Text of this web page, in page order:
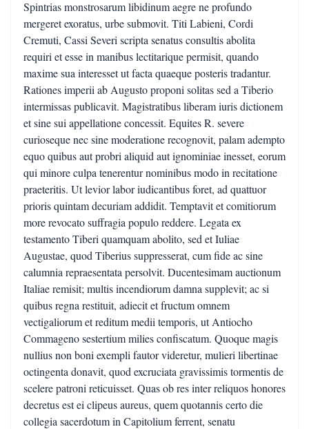
Spintrias monstrosarum libidinum aegre ne profundo
mergeret exoratus, urbe submovit. Titi Labieni, Cordi
Cremuti, Cassi Severi scripta senatus consultis abolita
requiri et esse in manibus lectitarique permisit, quando
maxime sua interesset ut facta quaeque posteris tradantur.
Rationes imperii ab Augusto proponi solitas sed a Tiberio
intermissas publicavit. Magistratibus liberam iuris dictionem
et sine sui appellatione concessit. Equites R. severe
curioseque nec sine moderatione recognovit, palam adempto
equo quibus aut probri aliquid aut ignominiae inesset, eorum
qui minore culpa tenerentur nominibus modo in recitatione
praeteritis. Ut levior labor iudicantibus foret, ad quattuor
prioris quintam decuriam addidit. Temptavit et comitiorum
more revocato suffragia populo reddere. Legata ex
testamento Tiberi quamquam abolito, sed et Iuliae
Augustae, quod Tiberius suppresserat, cum fide ac sine
calumnia repraesentata persolvit. Ducentesimam auctionum
Italiae remisit; multis incendiorum damna supplevit; ac si
quibus regna restituit, adiecit et fructum omnem
vectigaliorum et reditum medii temporis, ut Antiocho
Commageno sestertium milies confiscatum. Quoque magis
nullius non boni exempli fautor videretur, mulieri libertinae
octingenta donavit, quod excruciata gravissimis tormentis de
scelere patroni reticuisset. Quas ob res inter reliquos honores
decretus est ei clipeus aureus, quem quotannis certo die
collegia sacerdotum in Capitolium ferrent, senatu